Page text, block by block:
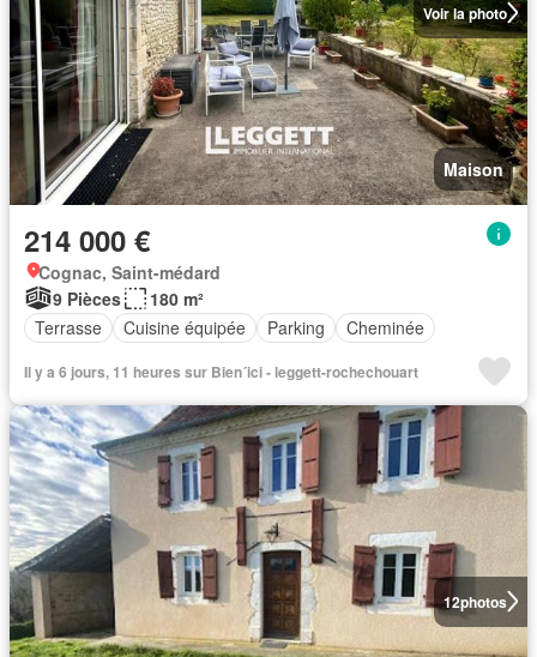
Voir la photo
Maison
214 000 €
Cognac, Saint-médard
9 Pièces
180 m²
Terrasse
Cuisine équipée Parking Cheminée
Il y a 6 jours, 11 heures sur Bien´ici - leggett-rochechouart
12photos